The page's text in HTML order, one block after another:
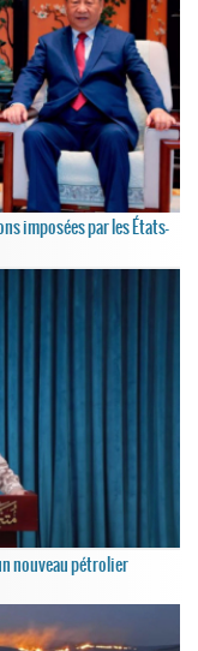
imposées par les États-
nouveau pétrolier